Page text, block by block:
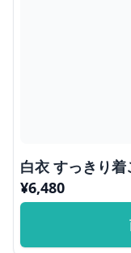
白衣 すっきり
¥6,480